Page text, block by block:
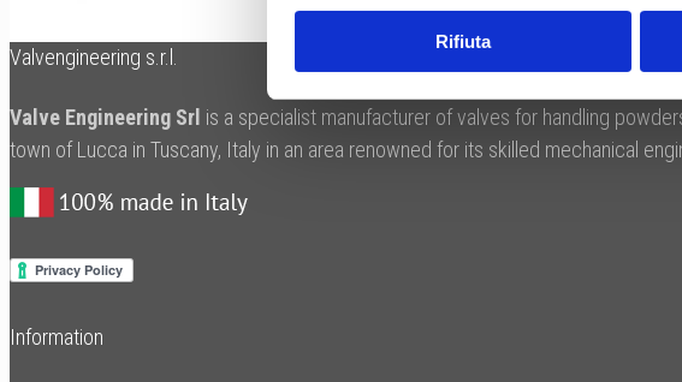
Rifiuta
Valvengineering s.r.l.
Valve Engineering Srl is a specialist manufacturer of valves for handling
town of Lucca in Tuscany, Italy in an area renowned for its skilled mechanical
Information